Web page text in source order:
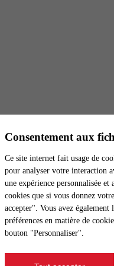
jeu, mais une priorité!
Consentement aux
Ce site internet fait usage de
pour analyser votre interaction
une expérience personnalisée
cookies que si vous donnez
accepter". Vous avez
préférences en matière de
bouton "Personnaliser".